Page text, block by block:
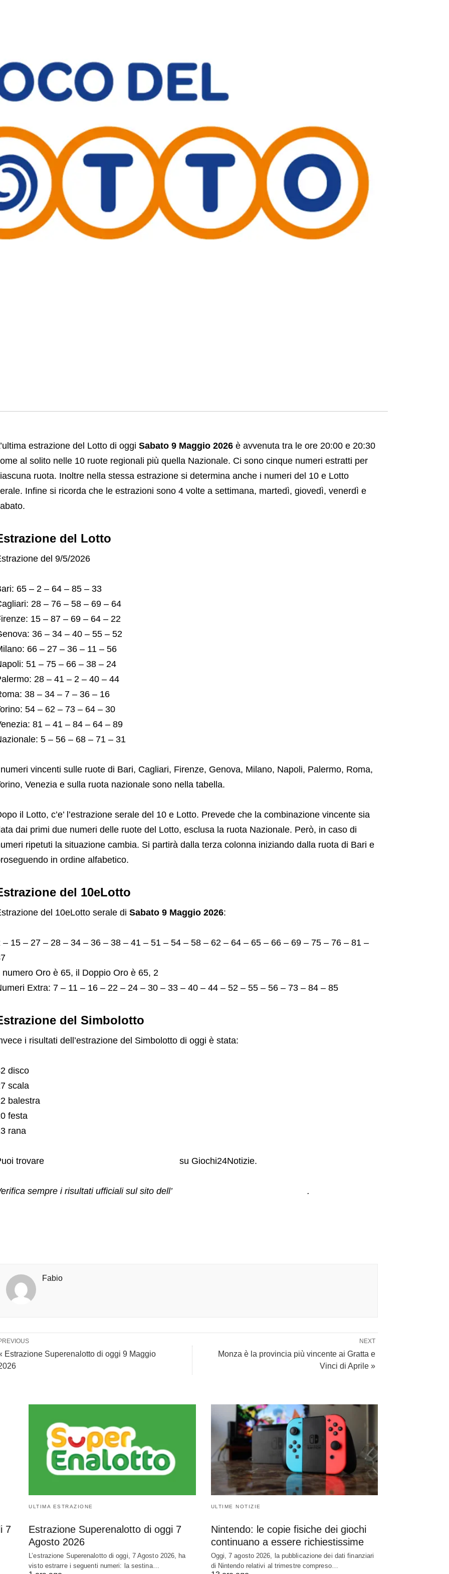
estrazione del Lotto di oggi Sabato 9 Maggio 2026è avvenuta tra le ore 20:00 e 20:30
al solito nelle 10 ruote regionali più quella Nazionale. Ci sono cinque numeri estratti per
ruota. Inoltre nella stessa estrazione si determina anche i numeri del 10 e Lotto
Infine si ricorda che le estrazioni sono 4 volte a settimana, martedì, giovedì, venerdì e
del Lotto
del 9/5/2026
65 – 2 – 64 – 85 – 33
28 – 76 – 58 – 69 – 64
15 – 87 – 69 – 64 – 22
36 – 34 – 40 – 55 – 52
66 – 27 – 36 – 11 – 56
51 – 75 – 66 – 38 – 24
28 – 41 – 2 – 40 – 44
38 – 34 – 7 – 36 – 16
54 – 62 – 73 – 64 – 30
81 – 41 – 84 – 64 – 89
5 – 56 – 68 – 71 – 31
vincenti sulle ruote di Bari, Cagliari, Firenze, Genova, Milano, Napoli, Palermo, Roma,
Venezia e sulla ruota nazionale sono nella tabella.
il Lotto, c’e’ l’estrazione serale del 10 e Lotto. Prevede che la combinazione vincente sia
dai primi due numeri delle ruote del Lotto, esclusa la ruota Nazionale. Però, in caso di
ripetuti la situazione cambia. Si partirà dalla terza colonna iniziando dalla ruota di Bari e
in ordine alfabetico.
del 10eLotto
del 10eLotto serale di Sabato 9 Maggio 2026:
– 15 – 27 – 28 – 34 – 36 – 38 – 41 – 51 – 54 – 58 – 62 – 64 – 65 – 66 – 69 – 75 – 76 – 81 –
numero Oro è 65, il Doppio Oro è 65, 2
Extra: 7 – 11 – 16 – 22 – 24 – 30 – 33 – 40 – 44 – 52 – 55 – 56 – 73 – 84 – 85
del Simbolotto
i risultati dell’estrazione del Simbolotto di oggi è stata:
disco
scala
balestra
festa
rana
trovare su Giochi24Notizie.
sempre i risultati ufficiali sul sito dell’Agenzia delle Dogane e Monopoli .
Fabio
NEXT
Monza è la provincia più vincente ai Gratta e
Vinci di Aprile »
Estrazione Superenalotto di oggi 9 Maggio
7
ULTIMA ESTRAZIONE
Estrazione Superenalotto di oggi 7
Agosto 2026
L’estrazione Superenalotto di oggi, 7 Agosto 2026, ha
visto estrarre i seguenti numeri: la sestina…
ULTIME NOTIZIE
Nintendo: le copie fisiche dei giochi
continuano a essere richiestissime
Oggi, 7 agosto 2026, la pubblicazione dei dati finanziari
di Nintendo relativi al trimestre compreso…